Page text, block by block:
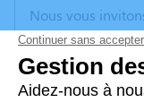
Nous vous
vos
anecdote ou
poèmes ou des
d'expression